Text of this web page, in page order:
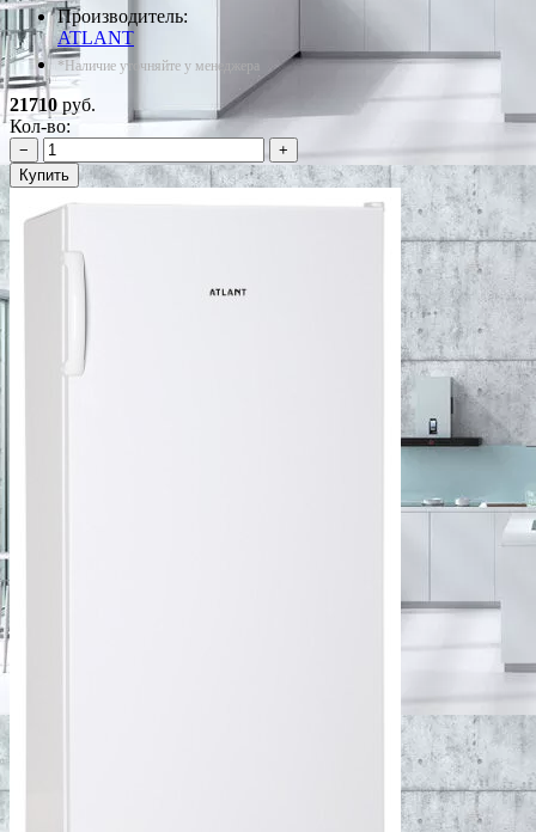
Производитель:
ATLANT
*Наличие уточняйте у менеджера
21710 руб.
Кол-во:
−
+
Купить